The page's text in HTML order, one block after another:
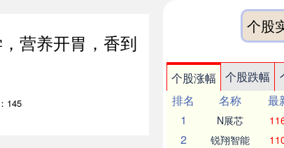
营养开胃，香到
145
个股
个股涨幅 个股跌幅
排名
名称 最
1
N展芯
2 锐翔智能